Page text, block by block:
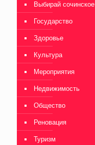
Выбирай сочинское
Государство
Здоровье
Культура
Мероприятия
Недвижимость
Общество
Реновация
Туризм